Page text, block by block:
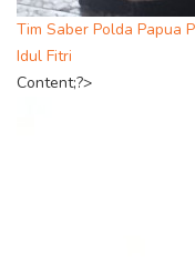
Tim Saber Polda Papua
Idul Fitri
Content;?>